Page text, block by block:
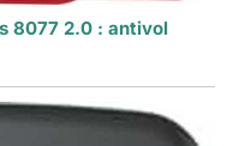
8077 2.0 : antivol